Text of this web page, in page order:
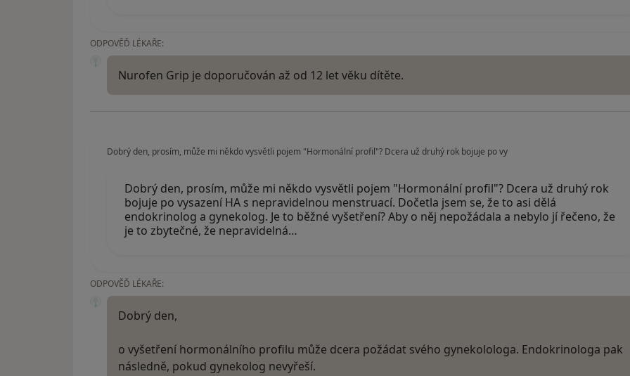
ODPOVĚĎ LÉKAŘE:
Nurofen Grip je doporučován až od 12 let věku dítěte.
Dobrý den, prosím, může mi někdo vysvětli pojem "Hormonální profil"? Dcera už druhý rok bojuje po vy
Dobrý den, prosím, může mi někdo vysvětli pojem "Hormonální profil"? Dcera už druhý rok
bojuje po vysazení HA s nepravidelnou menstruací. Dočetla jsem se, že to asi dělá
endokrinolog a gynekolog. Je to běžné vyšetření? Aby o něj nepožádala a nebylo jí řečeno, že
je to zbytečné, že nepravidelná…
ODPOVĚĎ LÉKAŘE:
Dobrý den,
o vyšetření hormonálního profilu může dcera požádat svého gynekolologa. Endokrinologa pak
následně, pokud gynekolog nevyřeší.